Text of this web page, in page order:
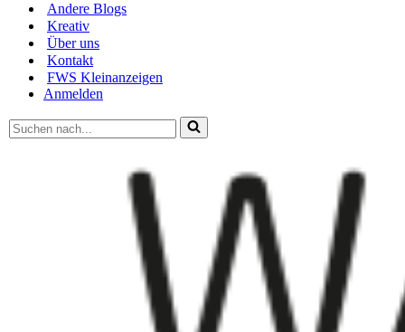
Andere Blogs
Kreativ
Über uns
Kontakt
FWS Kleinanzeigen
Anmelden
Suchen
nach …